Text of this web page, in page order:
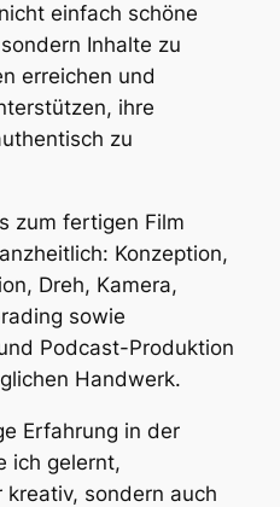
einfach schöne
Inhalte zu
erreichen und
ihre
zu
zum fertigen Film
Konzeption,
Dreh, Kamera,
sowie
Podcast-Produktion
Handwerk.
Erfahrung in der
ich gelernt,
sondern auch